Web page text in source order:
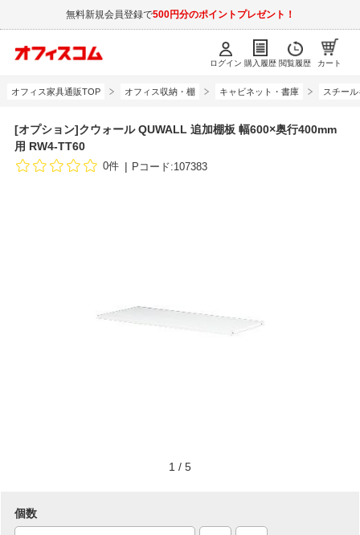
無料新規会員登録で500円分のポイントプレゼント！
ログイン 購入履歴 閲覧履歴 カート
オフィス家具通販TOP オフィス収納・棚 キャビネット・書庫 スチー
[オプション]クウォール QUWALL 追加棚板 幅600×奥行400mm
用 RW4-TT60
0件 Pコード:107383
1 / 5
個数